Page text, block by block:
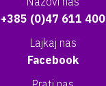
+385 (0)47 611 400
Lajkaj nas
Facebook